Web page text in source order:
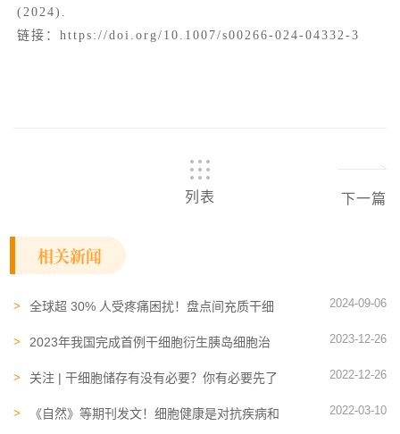
(2024).
链接：https://doi.org/10.1007/s00266-024-04332-3
列表 下一篇
相关新闻
全球超 30% 人受疼痛困扰！盘点间充质干细
2024-09-06
2023年我国完成首例干细胞衍生胰岛细胞治
径
2023-12-26
关注 | 干细胞储存有没有必要？你有必要先了
2022-12-26
《自然》等期刊发文！细胞健康是对抗疾病和
2022-03-10